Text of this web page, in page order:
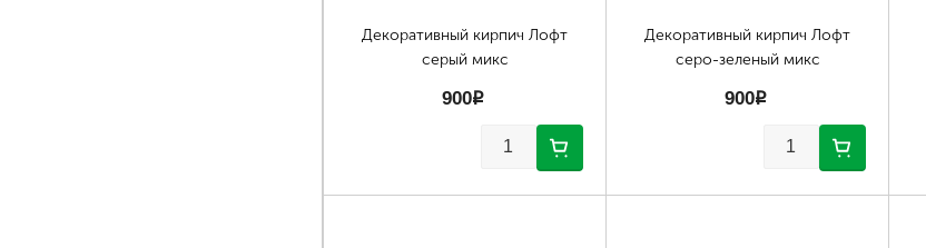
Декоративный кирпич Лофт
серый микс
900p
Декоративный кирпич Лофт
серо-зеленый микс
900p